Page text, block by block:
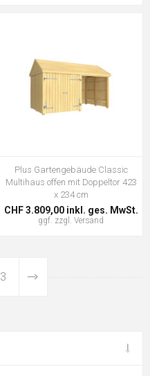
Plus Gartengebäude Classic
Multihaus offen mit Doppeltor 423
x 234 cm
CHF 3.809,00 inkl. ges. MwSt.
ggf. zzgl. Versand
3